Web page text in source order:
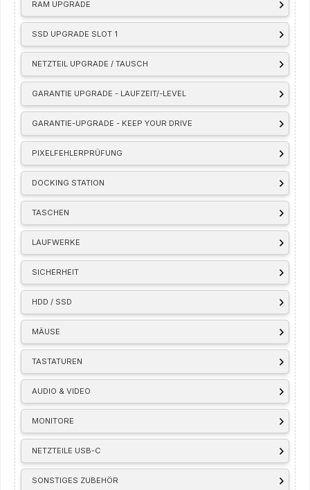
RAM UPGRADE
SSD UPGRADE SLOT 1
NETZTEIL UPGRADE / TAUSCH
GARANTIE UPGRADE - LAUFZEIT/-LEVEL
GARANTIE-UPGRADE - KEEP YOUR DRIVE
PIXELFEHLERPRÜFUNG
DOCKING STATION
TASCHEN
LAUFWERKE
SICHERHEIT
HDD / SSD
MÄUSE
TASTATUREN
AUDIO & VIDEO
MONITORE
NETZTEILE USB-C
SONSTIGES ZUBEHÖR